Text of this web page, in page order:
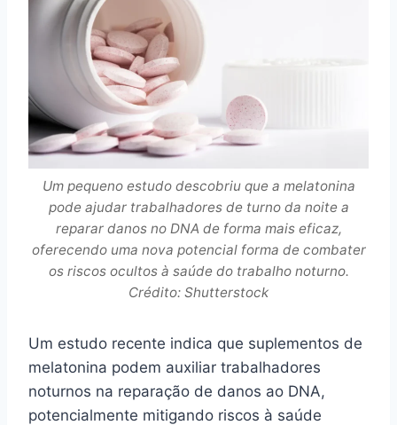
Um pequeno estudo descobriu que a melatonina
pode ajudar trabalhadores de turno da noite a
reparar danos no DNA de forma mais eficaz,
oferecendo uma nova potencial forma de combater
os riscos ocultos à saúde do trabalho noturno.
Crédito: Shutterstock
Um estudo recente indica que suplementos de
melatonina podem auxiliar trabalhadores
noturnos na reparação de danos ao DNA,
potencialmente mitigando riscos à saúde